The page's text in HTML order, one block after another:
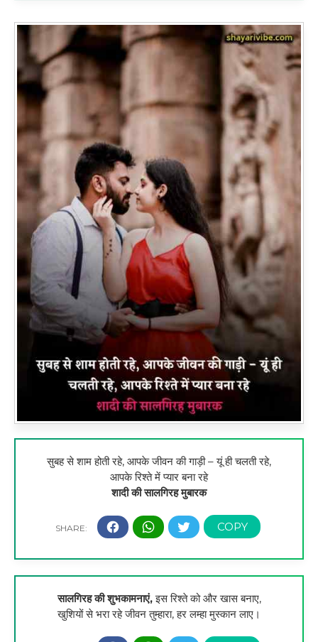
सुबह से शाम होती रहे, आपके जीवन की गाड़ी – यूं ही चलती रहे,
आपके रिश्ते में प्यार बना रहे
शादी की सालगिरह मुबारक
सालगिरह की शुभकामनाएं,इस रिश्ते को और खास बनाए,
खुशियों से भरा रहे जीवन तुम्हारा, हर लम्हा मुस्कान लाए।